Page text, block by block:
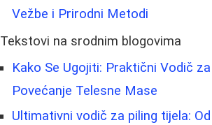
Vežbe i Prirodni Metodi
Tekstovi na srodnim blogovima
Kako Se Ugojiti: Praktični Vodič
Povećanje Telesne Mase
Ultimativni vodič za piling tijela: